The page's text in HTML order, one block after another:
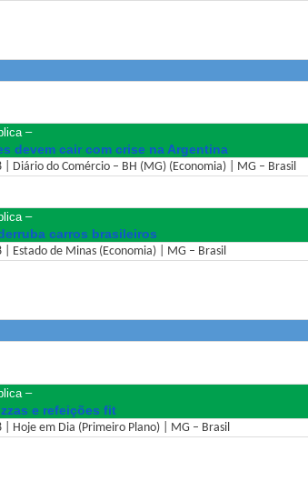
–
devem cair com crise na Argentina
| Diário do Comércio – BH (MG) (Economia) | MG – Brasil
–
carros brasileiros
| Estado de Minas (Economia) | MG – Brasil
–
e refeições fit
| Hoje em Dia (Primeiro Plano) | MG – Brasil